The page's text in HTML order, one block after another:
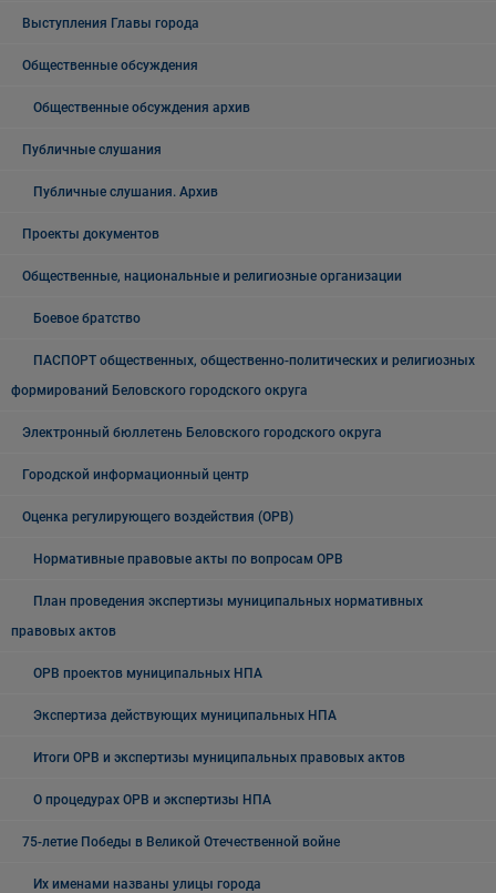
Выступления Главы города
Общественные обсуждения
Общественные обсуждения архив
Публичные слушания
Публичные слушания. Архив
Проекты документов
Общественные, национальные и религиозные организации
Боевое братство
ПАСПОРТ общественных, общественно-политических и религиозных
формирований Беловского городского округа
Электронный бюллетень Беловского городского округа
Городской информационный центр
Оценка регулирующего воздействия (ОРВ)
Нормативные правовые акты по вопросам ОРВ
План проведения экспертизы муниципальных нормативных
правовых актов
ОРВ проектов муниципальных НПА
Экспертиза действующих муниципальных НПА
Итоги ОРВ и экспертизы муниципальных правовых актов
О процедурах ОРВ и экспертизы НПА
75-летие Победы в Великой Отечественной войне
Их именами названы улицы города